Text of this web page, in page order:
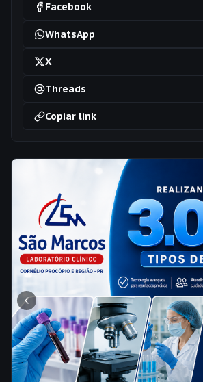
Facebook
WhatsApp
X
Threads
Copiar link